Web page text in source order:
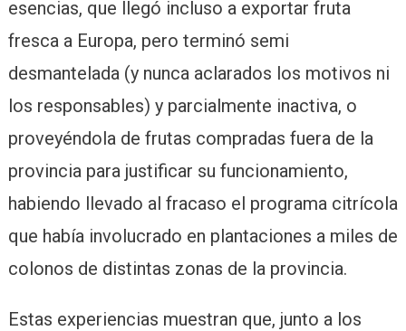
esencias, que llegó incluso a exportar fruta
fresca a Europa, pero terminó semi
desmantelada (y nunca aclarados los motivos ni
los responsables) y parcialmente inactiva, o
proveyéndola de frutas compradas fuera de la
provincia para justificar su funcionamiento,
habiendo llevado al fracaso el programa citrícola
que había involucrado en plantaciones a miles de
colonos de distintas zonas de la provincia.
Estas experiencias muestran que, junto a los